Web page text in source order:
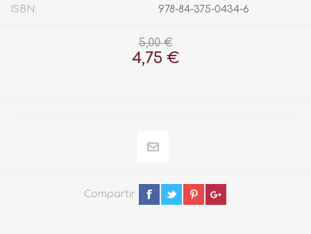
ISBN: 978-84-375-0434-6
5,00 €
4,75 €
Compartir